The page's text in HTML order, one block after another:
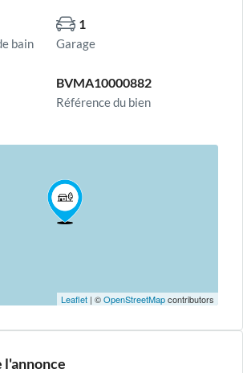
bain
1
Garage
BVMA10000882
Référence du bien
Leaflet | ©OpenStreetMapcontributors
l'annonce